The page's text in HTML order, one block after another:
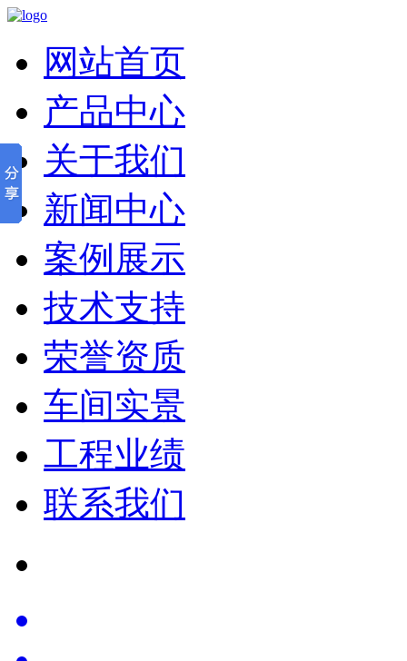
网站首页
产品中心
关于我们
新闻中心
案例展示
技术支持
荣誉资质
车间实景
工程业绩
联系我们